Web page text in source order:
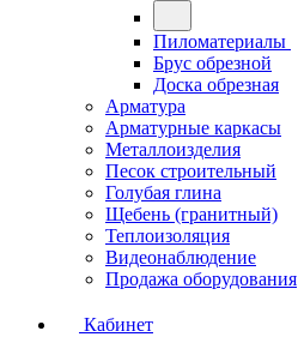
Пиломатериалы
Брус обрезной
Доска обрезная
Арматура
Арматурные каркасы
Металлоизделия
Песок строительный
Голубая глина
Щебень (гранитный)
Теплоизоляция
Видеонаблюдение
Продажа оборудования
Кабинет